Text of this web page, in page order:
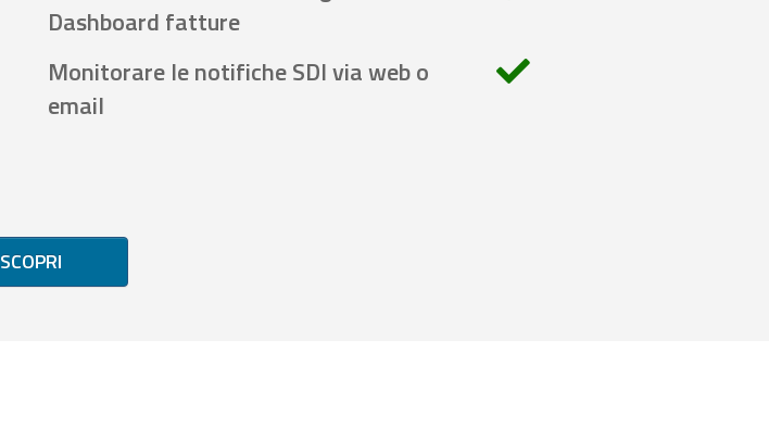
Dashboard fatture
Monitorare le notifiche SDI via web o
email
SCOPRI